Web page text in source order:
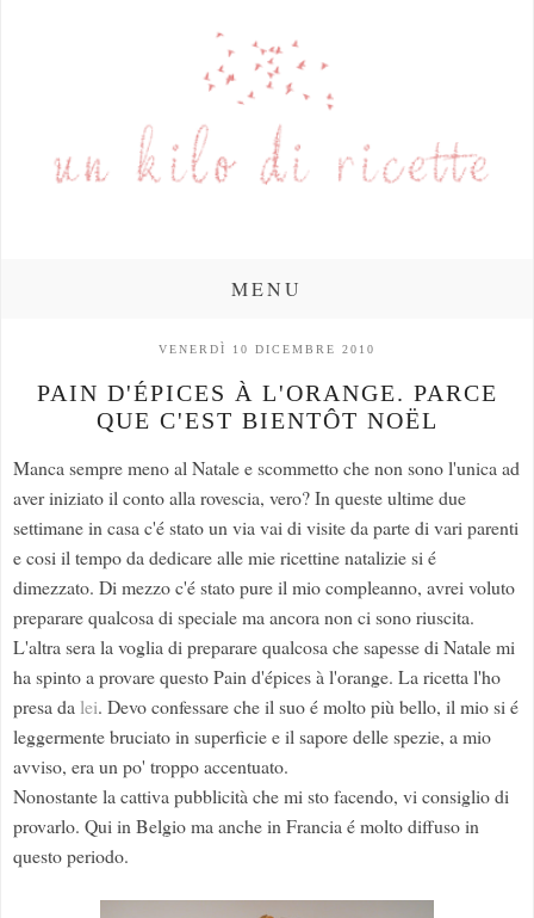
MENU
VENERDÌ 10 DICEMBRE 2010
PAIN D'ÉPICES À L'ORANGE. PARCE
QUE C'EST BIENTÔT NOËL
Manca sempre meno al Natale e scommetto che non sono l'unica ad
aver iniziato il conto alla rovescia, vero? In queste ultime due
settimane in casa c'é stato un via vai di visite da parte di vari parenti
e cosi il tempo da dedicare alle mie ricettine natalizie si é
dimezzato. Di mezzo c'é stato pure il mio compleanno, avrei voluto
preparare qualcosa di speciale ma ancora non ci sono riuscita.
L'altra sera la voglia di preparare qualcosa che sapesse di Natale mi
ha spinto a provare questo Pain d'épices à l'orange. La ricetta l'ho
presa da lei. Devo confessare che il suo é molto più bello, il mio si é
leggermente bruciato in superficie e il sapore delle spezie, a mio
avviso, era un po' troppo accentuato.
Nonostante la cattiva pubblicità che mi sto facendo, vi consiglio di
provarlo. Qui in Belgio ma anche in Francia é molto diffuso in
questo periodo.